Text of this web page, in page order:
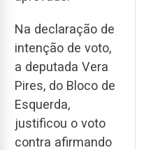
Na declaração de
intenção de voto,
a deputada Vera
Pires, do Bloco de
Esquerda,
justificou o voto
contra afirmando